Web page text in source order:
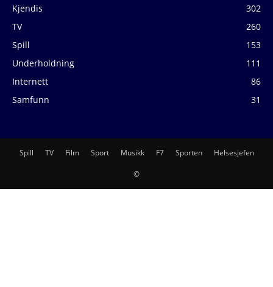
Kjendis
302
TV
260
Spill
153
Underholdning
111
Internett
86
Samfunn
31
Spill TV Film Sport Musikk F7 Sporten Helsesjefen
©